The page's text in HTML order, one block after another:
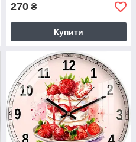
270 ₴
Купити